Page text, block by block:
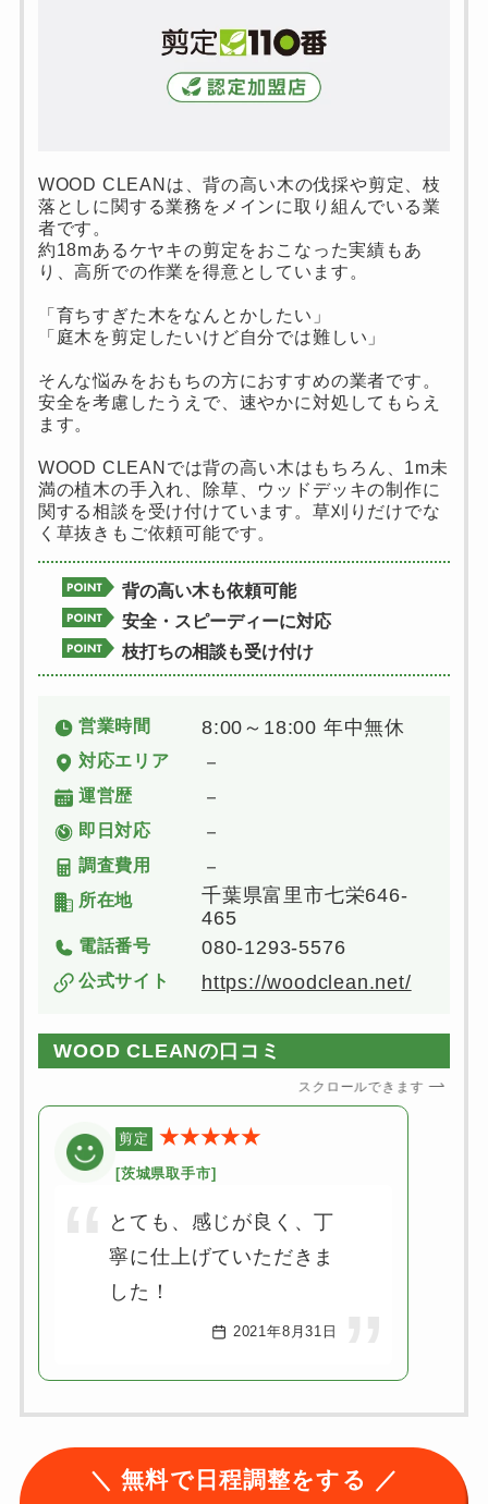
WOOD CLEANは、背の高い木の伐採や剪定、枝
落としに関する業務をメインに取り組んでいる業
者です。
約18mあるケヤキの剪定をおこなった実績もあ
り、高所での作業を得意としています。
「育ちすぎた木をなんとかしたい」
「庭木を剪定したいけど自分では難しい」
そんな悩みをおもちの方におすすめの業者です。
安全を考慮したうえで、速やかに対処してもらえ
ます。
WOOD CLEANでは背の高い木はもちろん、1m未
満の植木の手入れ、除草、ウッドデッキの制作に
関する相談を受け付けています。草刈りだけでな
く草抜きもご依頼可能です。
背の高い木も依頼可能
安全・スピーディーに対応
枝打ちの相談も受け付け
営業時間 8:00～18:00 年中無休
対応エリア －
運営歴 －
即日対応 －
調査費用 －
所在地
千葉県富里市七栄646-
465
電話番号 080-1293-5576
公式サイト https://woodclean.net/
WOOD CLEANの口コミ
スクロールできます
剪定 ★★★★★
[茨城県取手市]
とても、感じが良く、丁
寧に仕上げていただきま
した！
2021年8月31日
＼ 無料で日程調整をする ／